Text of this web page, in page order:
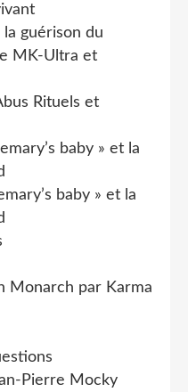
la guérison du
MK-Ultra et
Rituels et
baby » et la
baby » et la
Monarch par Karma
Pierre Mocky